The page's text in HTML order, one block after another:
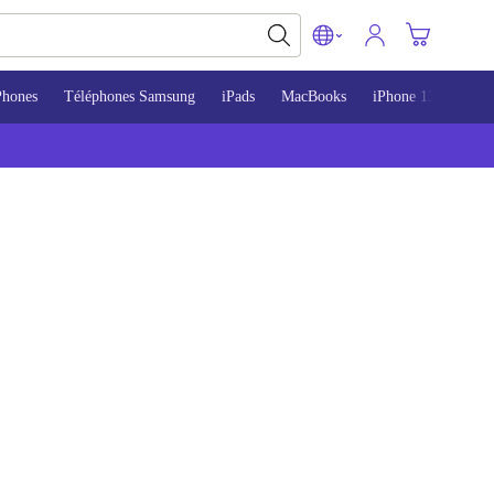
Téléphones Samsung iPads MacBooks iPhone 13